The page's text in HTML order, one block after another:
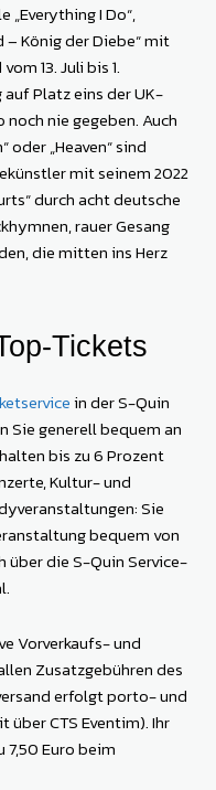
„Everything I Do“,
König der Diebe“ mit
13. Juli bis 1.
auf Platz eins der UK-
nie gegeben. Auch
oder „Heaven“ sind
mit seinem 2022
durch acht deutsche
rauer Gesang
die mitten ins Herz
Tickets
in der S-Quin
Sie generell bequem an
bis zu 6 Prozent
Kultur- und
Sie
bequem von
über die S-Quin Service-
Vorverkaufs- und
Zusatzgebühren des
erfolgt porto- und
CTS Eventim). Ihr
Euro beim